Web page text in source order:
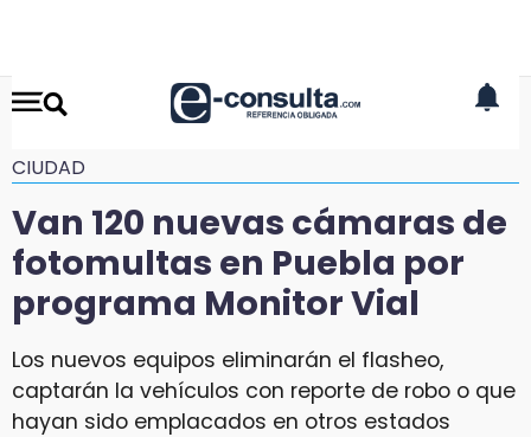
CIUDAD
Van 120 nuevas cámaras de
fotomultas en Puebla por
programa Monitor Vial
Los nuevos equipos eliminarán el flasheo,
captarán la vehículos con reporte de robo o que
hayan sido emplacados en otros estados